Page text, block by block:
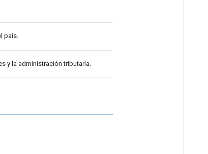
país.
y la administración tributaria.